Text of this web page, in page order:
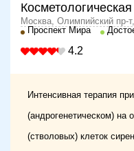
Москва, Олимпийский пр-
Проспект Мира
4.2
Интенсивная терапия
(андрогенетическом) на
(стволовых) клеток